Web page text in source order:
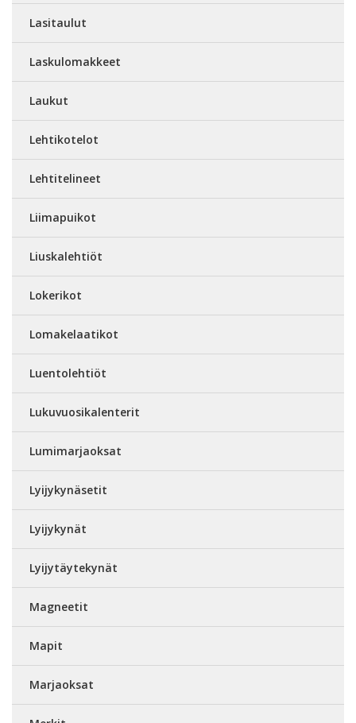
Lasitaulut
Laskulomakkeet
Laukut
Lehtikotelot
Lehtitelineet
Liimapuikot
Liuskalehtiöt
Lokerikot
Lomakelaatikot
Luentolehtiöt
Lukuvuosikalenterit
Lumimarjaoksat
Lyijykynäsetit
Lyijykynät
Lyijytäytekynät
Magneetit
Mapit
Marjaoksat